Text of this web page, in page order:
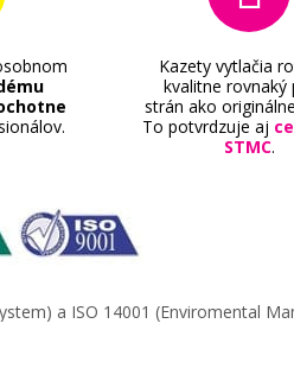
Kazety vytlačia
kvalitne rovnaký
strán ako
To potvrdzuje aj
STMC.
a ISO 14001 (Enviromental